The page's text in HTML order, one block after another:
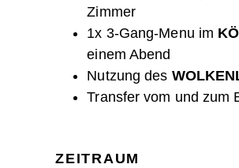
Zimmer
1x 3-Gang-Menu im
einem Abend
Nutzung des
Transfer vom und zum
ZEITRAUM